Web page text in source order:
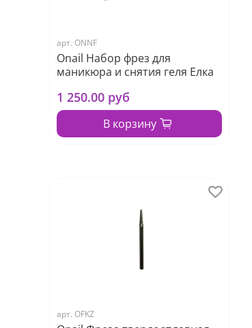
арт. ONNF
Onail Набор фрез для
маникюра и снятия геля Елка
1 250.00 руб
В корзину
арт. OFKZ